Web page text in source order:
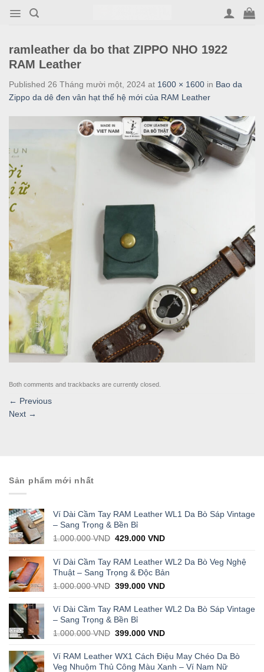
ramleather da bo that ZIPPO NHO 1922
RAM Leather
Published 26 Tháng mười một, 2024 at 1600 × 1600 in Bao da
Zippo da dê đen vân hạt thế hệ mới của RAM Leather
Both comments and trackbacks are currently closed.
← Previous
Next →
Sản phẩm mới nhất
Ví Dài Cầm Tay RAM Leather WL1 Da Bò Sáp Vintage
– Sang Trọng & Bền Bỉ
1.000.000VND Original
was:
1.000.000 VND.
429.000VNDCurrent
is:
429.000 VND.
Ví Dài Cầm Tay RAM Leather WL2 Da Bò Veg Nghệ
Thuật – Sang Trọng & Độc Bản
1.000.000VND Original
was:
1.000.000 VND.
399.000VNDCurrent
is:
Ví Dài Cầm Tay RAM Leather WL2 Da Bò Sáp Vintage
– Sang Trọng & Bền Bỉ
1.000.000VND Original
was:
1.000.000 VND.
399.000VNDCurrent
is:
399.000 VND.
Ví RAM Leather WX1 Cách Điệu May Chéo Da Bò
Veg Nhuộm Thủ Công Màu Xanh – Ví Nam Nữ